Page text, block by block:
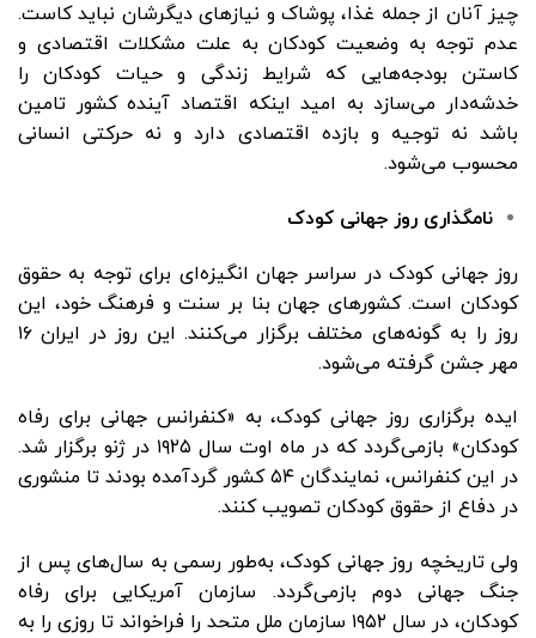
چیز آنان از جمله غذا، پوشاک و نیازهای دیگرشان نباید کاست.
عدم توجه به وضعیت کودکان به علت مشکلات اقتصادی و
کاستن بودجه‌هایی که شرایط زندگی و حیات کودکان را
خدشه‌دار می‌سازد به امید اینکه اقتصاد آینده کشور تامین
باشد نه توجیه و بازده اقتصادی دارد و نه حرکتی انسانی
محسوب می‌شود.
نامگذاری روز جهانی کودک
روز جهانی کودک در سراسر جهان انگیزه‌ای برای توجه به حقوق
کودکان است. کشورهای جهان بنا بر سنت و فرهنگ خود، این
روز را به گونه‌‌های مختلف برگزار می‌کنند. این روز در ایران ۱۶
مهر جشن گرفته می‌شود.
ایده‌ برگزاری روز جهانی کودک، به «کنفرانس جهانی برای رفاه
کودکان» بازمی‌گردد که در ماه اوت سال ۱۹۲۵ در ژنو برگزار شد.
در این کنفرانس، نمایندگان ۵۴ کشور گردآمده بودند تا منشوری
در دفاع از حقوق کودکان تصویب کنند.
ولی تاریخچه‌ روز جهانی کودک، به‌طور رسمی به سال‌های پس از
جنگ جهانی دوم بازمی‌گردد. سازمان آمریکایی برای رفاه
کودکان، در سال ۱۹۵۲ سازمان ملل متحد را فراخواند تا روزی را به